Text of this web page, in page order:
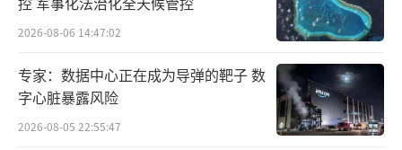
2026-08-06 14:47:02
专家：数据中心正在成为导弹的靶子 数
字心脏暴露风险
2026-08-05 22:55:47